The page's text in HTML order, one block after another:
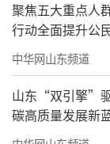
聚焦五大重点人
行动全面提升公
中华网山东频道
山东“双引擎”
碳高质量发展新